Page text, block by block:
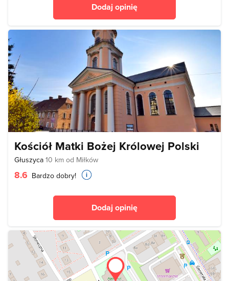
Dodaj opinię
Kościół Matki Bożej Królowej Polski
Głuszyca 10 km od Miłków
8.6 Bardzo dobry!
Dodaj opinię